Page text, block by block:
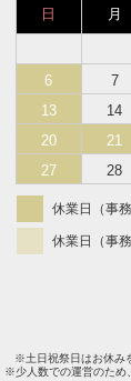
日 月
6
7
13
14
20
21
27
28
休業日（事
休業日（事
※土日祝祭日はお休み
※少人数での運営のため